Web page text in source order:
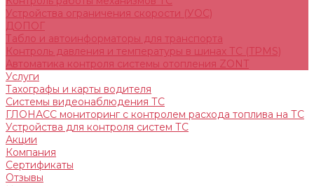
Устройства ограничения скорости (УОС)
ДОПОГ
Табло и автоинформаторы для транспорта
Контроль давления и температуры в шинах ТС (TPMS)
Автоматика контроля системы отопления ZONT
Услуги
Тахографы и карты водителя
Системы видеонаблюдения ТС
ГЛОНАСС мониторинг c контролем расхода топлива на ТС
Устройства для контроля систем ТС
Акции
Компания
Сертификаты
Отзывы